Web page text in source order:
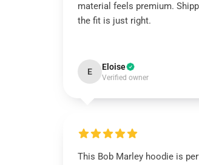
material feels premium.
the fit is just right.
E Eloise
Verified owner
This Bob Marley hoodie is